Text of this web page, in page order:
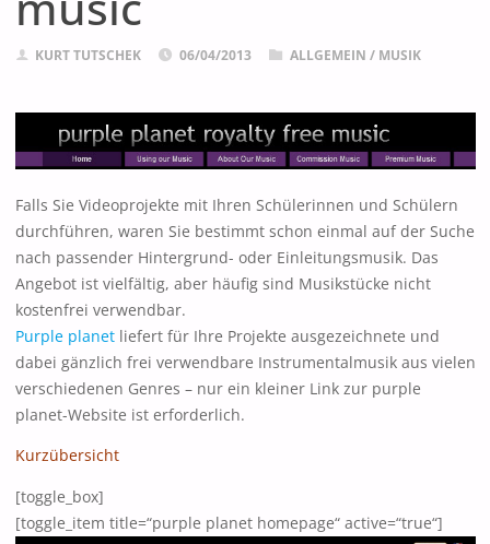
KURT TUTSCHEK 06/04/2013 ALLGEMEIN / MUSIK
Falls Sie Videoprojekte mit Ihren Schülerinnen und Schülern
durchführen, waren Sie bestimmt schon einmal auf der Suche
nach passender Hintergrund- oder Einleitungsmusik. Das
Angebot ist vielfältig, aber häufig sind Musikstücke nicht
kostenfrei verwendbar.
Purple planetliefert für Ihre Projekte ausgezeichnete und
dabei gänzlich frei verwendbare Instrumentalmusik aus vielen
verschiedenen Genres – nur ein kleiner Link zur purple
planet-Website ist erforderlich.
Kurzübersicht
[toggle_box]
[toggle_item title=“purple planet homepage“ active=“true“]